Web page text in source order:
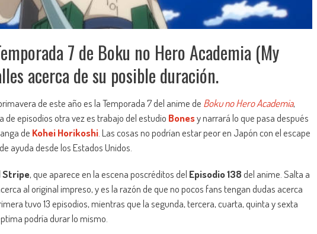
7 de Boku no Hero Academia (My
acerca de su posible duración.
de este año es la Temporada 7 del anime de Boku no Hero Academia,
de episodios otra vez es trabajo del estudio Bonesy narrará lo que pasa después
de Kohei Horikoshi. Las cosas no podrían estar peor en Japón con el escape
ayuda desde los Estados Unidos.
Stripe, que aparece en la escena poscréditos del Episodio 138del anime. Salta a
al original impreso, y es la razón de que no pocos fans tengan dudas acerca
tuvo 13 episodios, mientras que la segunda, tercera, cuarta, quinta y sexta
podría durar lo mismo.